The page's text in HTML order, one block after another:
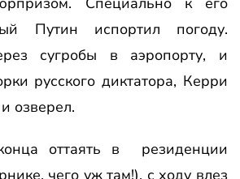
Путин испортил погоду.
сугробы в аэропорту, и
русского диктатора, Керри
озверел.
оттаять в резиденции
чего уж там!), с ходу влез